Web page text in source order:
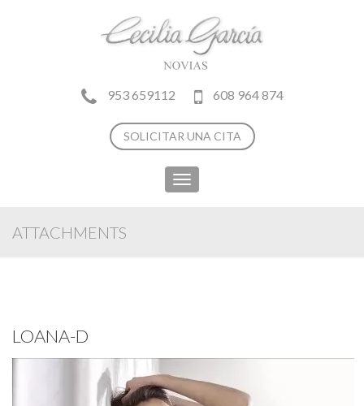
953 659112 608 964 874
SOLICITAR UNA CITA
Toggle
navigation
ATTACHMENTS
LOANA-D